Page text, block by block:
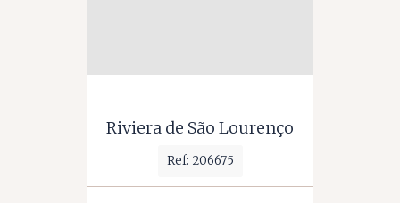
Riviera de São Lourenço
Ref: 206675